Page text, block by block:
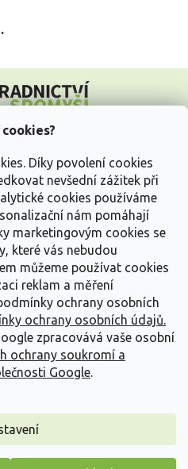
Díky povolení cookies
nevšední zážitek při
cookies používáme
nám pomáhají
marketingovým cookies se
které vás nebudou
můžeme používat cookies
reklam a měření
ochrany osobních
ochrany osobních údajů.
zpracovává vaše osobní
ochrany soukromí a
Google.
Shoptet